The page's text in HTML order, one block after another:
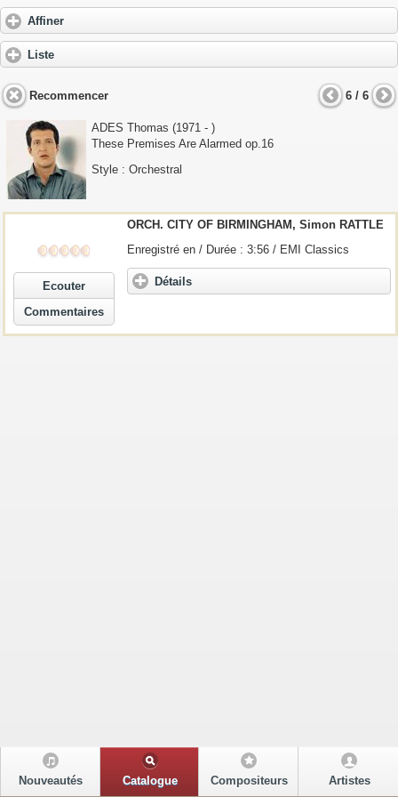
Affiner
Liste
Recommencer 6 / 6
ADES Thomas (1971 - )
These Premises Are Alarmed op.16
Style : Orchestral
Ecouter
Commentaires
ORCH. CITY OF BIRMINGHAM, Simon RATTLE
Enregistré en / Durée : 3:56 / EMI Classics
Détails
Nouveautés Catalogue Compositeurs Artistes